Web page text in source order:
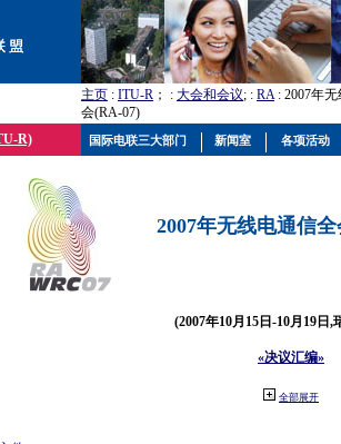
主页 : ITU-R ； : 大会和会议; : RA: 2007年
会(RA-07)
R)
2007年无线电通信
(2007年10月15日-10月19日,
«决议汇编»
全部展开
国际电联三大部门 新闻室 各项活动